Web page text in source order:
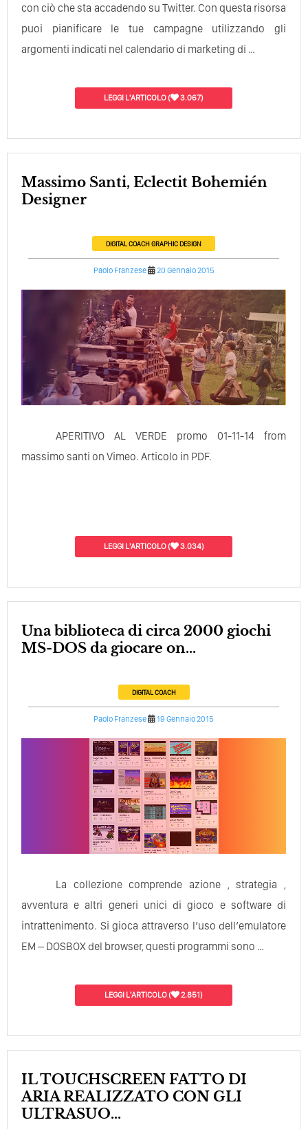
con ciò che sta accadendo su Twitter. Con questa risorsa
puoi pianificare le tue campagne utilizzando gli
argomenti indicati nel calendario di marketing di …
LEGGI L'ARTICOLO( 3.067)
Massimo Santi, Eclectit Bohemién
Designer
DIGITAL COACHGRAPHIC DESIGN
Paolo Franzese 20 Gennaio 2015
APERITIVO AL VERDE promo 01-11-14 from
massimo santi on Vimeo. Articolo in PDF.
LEGGI L'ARTICOLO( 3.034)
Una biblioteca di circa 2000 giochi
MS-DOS da giocare on...
DIGITAL COACH
Paolo Franzese 19 Gennaio 2015
La collezione comprende azione , strategia ,
avventura e altri generi unici di gioco e software di
intrattenimento. Si gioca attraverso l’uso dell’emulatore
EM – DOSBOX del browser, questi programmi sono …
LEGGI L'ARTICOLO( 2.851)
IL TOUCHSCREEN FATTO DI
ARIA REALIZZATO CON GLI
ULTRASUO...